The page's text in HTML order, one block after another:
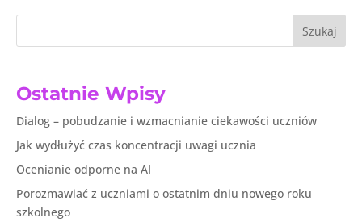
Szukaj
Ostatnie Wpisy
Dialog – pobudzanie i wzmacnianie ciekawości uczniów
Jak wydłużyć czas koncentracji uwagi ucznia
Ocenianie odporne na AI
Porozmawiać z uczniami o ostatnim dniu nowego roku
szkolnego